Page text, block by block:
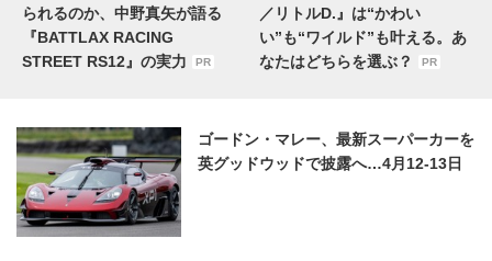
られるのか、中野真矢が語る
『BATTLAX RACING
STREET RS12』の実力
PR
／リトルD.』は“かわい
い”も“ワイルド”も叶える。あ
なたはどちらを選ぶ？
PR
ゴードン・マレー、最新スーパーカーを
英グッドウッドで披露へ…4月12-13日